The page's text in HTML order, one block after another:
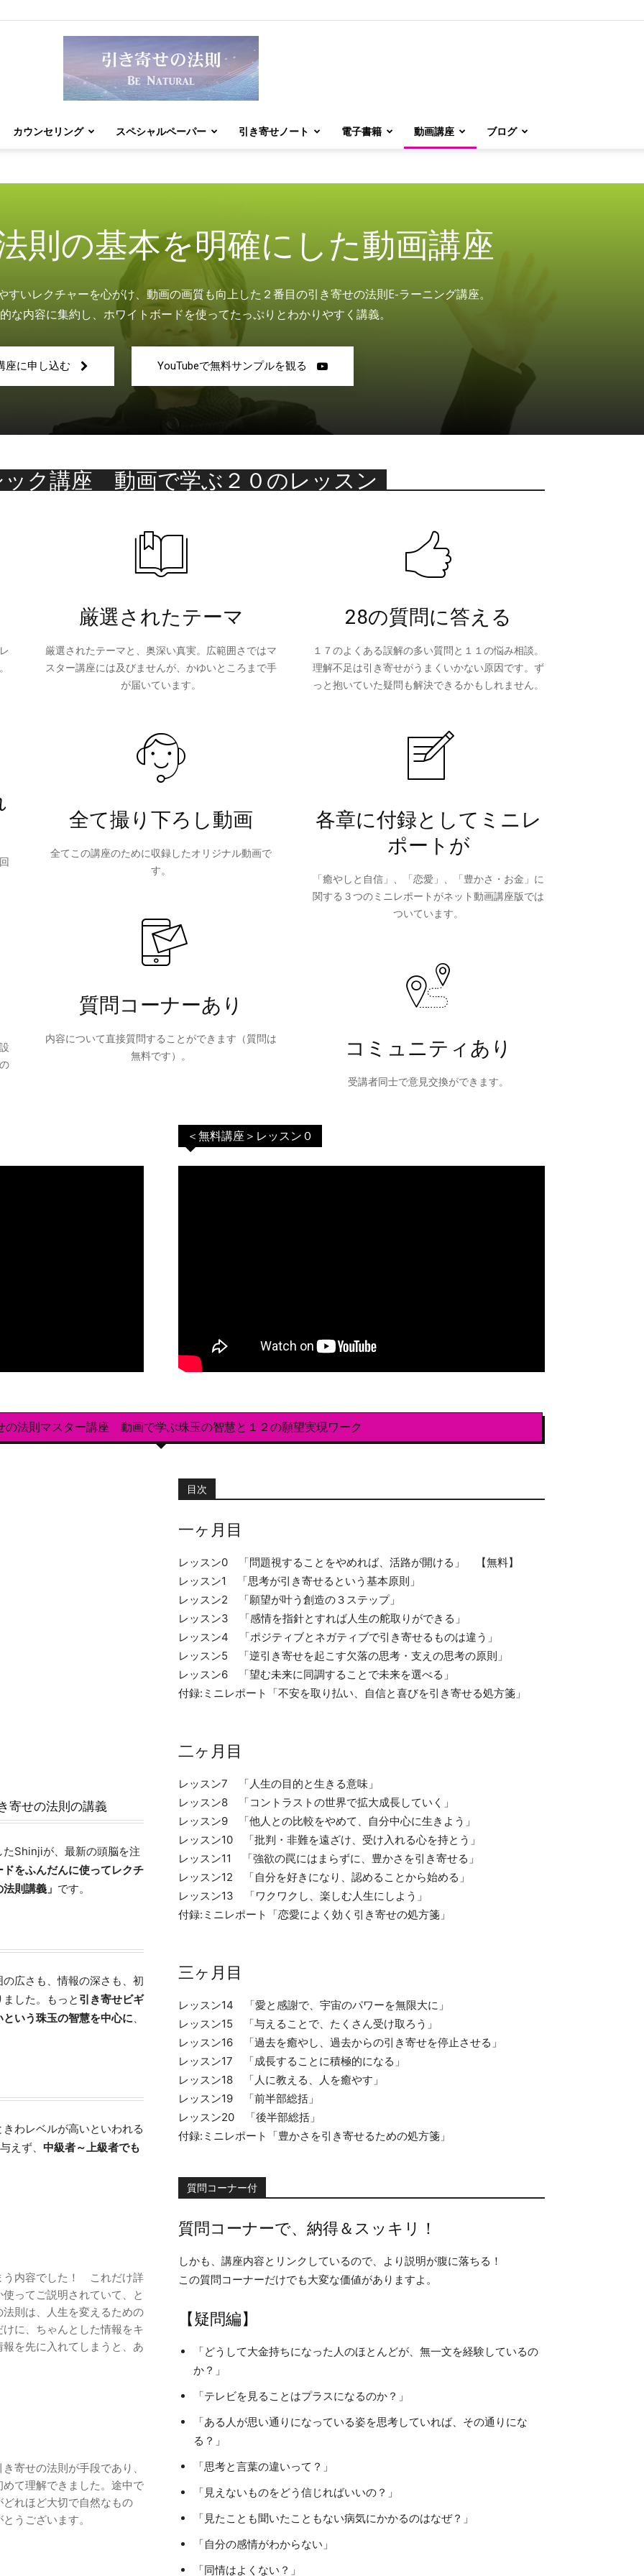
き
寄
せ
法
カウンセリング スペシャルペーパー 引き寄せノート 電子書籍 動画講座 ブログ
則の基本を明確にした動画講座
いレクチャーを心がけ、動画の画質も向上した２番目の引き寄せの法則E-ラーニング講座。
な内容に集約し、ホワイトボードを使ってたっぷりとわかりやすく講義。
座に申し込む YouTubeで無料サンプルを観る
ック講座 動画で学ぶ２０のレッスン
厳選されたテーマ
厳選されたテーマと、奥深い真実。広範囲さではマ
スター講座には及びませんが、かゆいところまで手
が届いています。
全て撮り下ろし動画
全てこの講座のために収録したオリジナル動画で
す。
質問コーナーあり
内容について直接質問することができます（質問は
無料です）。
28の質問に答える
１７のよくある誤解の多い質問と１１の悩み相談。
理解不足は引き寄せがうまくいかない原因です。ず
っと抱いていた疑問も解決できるかもしれません。
各章に付録としてミニレ
ポートが
「癒やしと自信」、「恋愛」、「豊かさ・お金」に
関する３つのミニレポートがネット動画講座版では
ついています。
コミュニティあり
受講者同士で意見交換ができます。
＜無料講座＞レッスン０
の法則マスター講座 動画で学ぶ珠玉の智慧と１２の願望実現ワーク
寄せの法則の講義
Shinjiが、最新の頭脳を注
をふんだんに使ってレクチ
則講義」 です。
広さも、情報の深さも、初
した。もっと 引き寄せビギ
いう珠玉の智慧を中心に、
わレベルが高いといわれる
えず、 中級者～上級者でも
う内容でした！ これだけ詳
ってご説明されていて、と
則は、人生を変えるための
に、ちゃんとした情報をキ
を先に入れてしまうと、あ
寄せの法則が手段であり、
て理解できました。途中で
れほど大切で自然なもの
うございます。
目次
一ヶ月目
レッスン0 「問題視することをやめれば、活路が開ける」 【無料】
レッスン1 「思考が引き寄せるという基本原則」
レッスン2 「願望が叶う創造の３ステップ」
レッスン3 「感情を指針とすれば人生の舵取りができる」
レッスン4 「ポジティブとネガティブで引き寄せるものは違う」
レッスン5 「逆引き寄せを起こす欠落の思考・支えの思考の原則」
レッスン6 「望む未来に同調することで未来を選べる」
付録:ミニレポート「不安を取り払い、自信と喜びを引き寄せる処方箋」
二ヶ月目
レッスン7 「人生の目的と生きる意味」
レッスン8 「コントラストの世界で拡大成長していく」
レッスン9 「他人との比較をやめて、自分中心に生きよう」
レッスン10 「批判・非難を遠ざけ、受け入れる心を持とう」
レッスン11 「強欲の罠にはまらずに、豊かさを引き寄せる」
レッスン12 「自分を好きになり、認めることから始める」
レッスン13 「ワクワクし、楽しむ人生にしよう」
付録:ミニレポート「恋愛によく効く引き寄せの処方箋」
三ヶ月目
レッスン14 「愛と感謝で、宇宙のパワーを無限大に」
レッスン15 「与えることで、たくさん受け取ろう」
レッスン16 「過去を癒やし、過去からの引き寄せを停止させる」
レッスン17 「成長することに積極的になる」
レッスン18 「人に教える、人を癒やす」
レッスン19 「前半部総括」
レッスン20 「後半部総括」
付録:ミニレポート「豊かさを引き寄せるための処方箋」
質問コーナー付
質問コーナーで、納得＆スッキリ！
しかも、講座内容とリンクしているので、より説明が腹に落ちる！
この質問コーナーだけでも大変な価値がありますよ。
【疑問編】
「どうして大金持ちになった人のほとんどが、無一文を経験しているの
か？」
「テレビを見ることはプラスになるのか？」
「ある人が思い通りになっている姿を思考していれば、その通りにな
る？」
「思考と言葉の違いって？」
「見えないものをどう信じればいいの？」
「見たことも聞いたこともない病気にかかるのはなぜ？」
「自分の感情がわからない」
「同情はよくない？」